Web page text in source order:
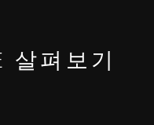
살펴보기